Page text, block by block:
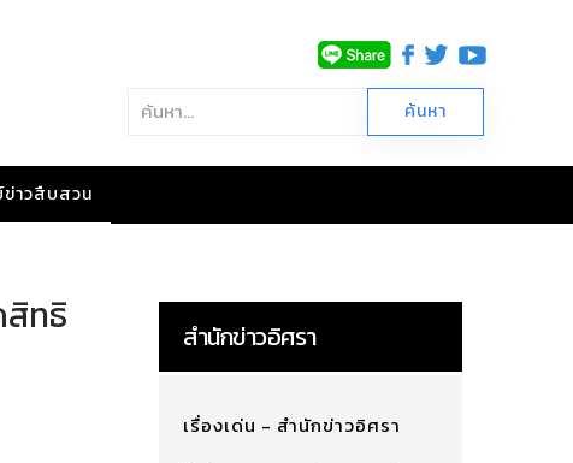
าวสืบสวน
สิทธิ สำนักข่าวอิศรา
เรื่องเด่น - สำนักข่าวอิศรา